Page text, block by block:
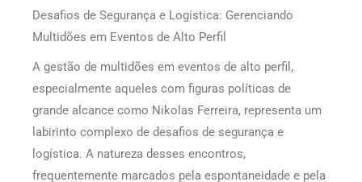
Desafios de Segurança e Logística: Gerenciando
Multidões em Eventos de Alto Perfil
A gestão de multidões em eventos de alto perfil,
especialmente aqueles com figuras políticas de
grande alcance como Nikolas Ferreira, representa um
labirinto complexo de desafios de segurança e
logística. A natureza desses encontros,
frequentemente marcados pela espontaneidade e pela